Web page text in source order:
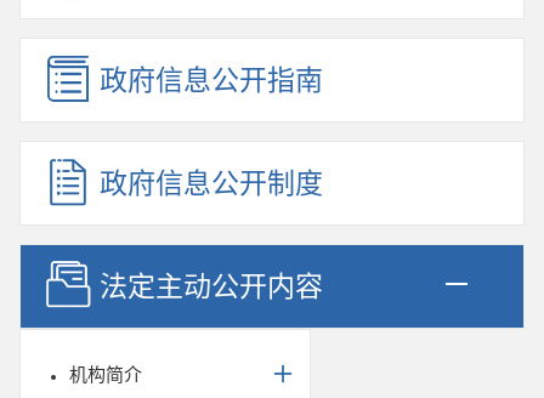
政府信息公开指南
政府信息公开制度
法定主动公开内容
机构简介